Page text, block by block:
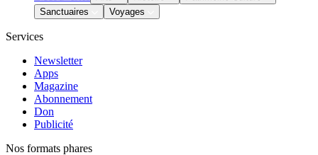
Sanctuaires
Voyages
Services
Newsletter
Apps
Magazine
Abonnement
Don
Publicité
Nos formats phares